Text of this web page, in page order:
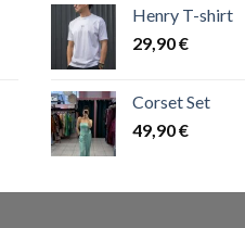
Henry T-shirt
29,90€
Corset Set
49,90€